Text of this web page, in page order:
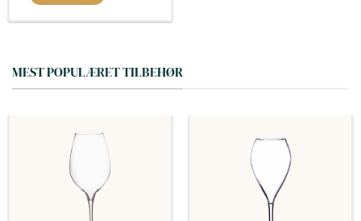
MEST POPULÆRET TILBEHØR